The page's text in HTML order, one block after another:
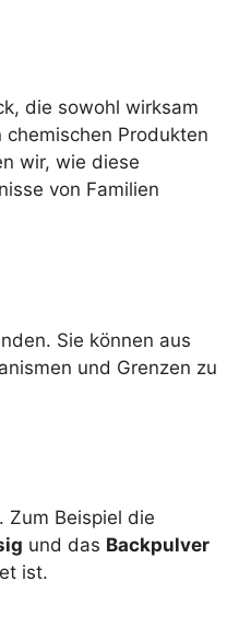
die sowohl wirksam
Produkten
wir, wie diese
von Familien
Sie können aus
und Grenzen zu
Zum Beispiel die
und das Backpulver
ist.